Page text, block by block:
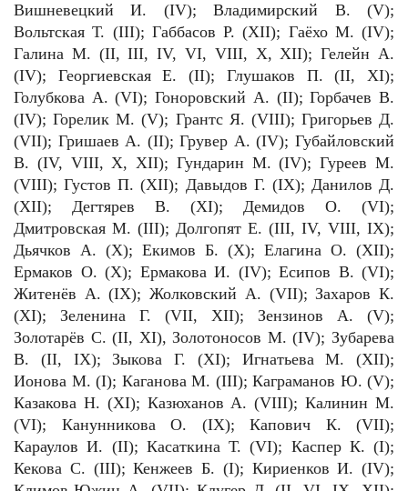
Вишневецкий И. (IV); Владимирский В. (V);
Вольтская Т. (III); Габбасов Р. (XII); Гаёхо М. (IV);
Галина М. (II, III, IV, VI, VIII, X, XII); Гелейн А.
(IV); Георгиевская Е. (II); Глушаков П. (II, XI);
Голубкова А. (VI); Гоноровский А. (II); Горбачев В.
(IV); Горелик М. (V); Грантс Я. (VIII); Григорьев Д.
(VII); Гришаев А. (II); Грувер А. (IV); Губайловский
В. (IV, VIII, X, XII); Гундарин М. (IV); Гуреев М.
(VIII); Густов П. (XII); Давыдов Г. (IX); Данилов Д.
(XII); Дегтярев В. (XI); Демидов О. (VI);
Дмитровская М. (III); Долгопят Е. (III, IV, VIII, IX);
Дьячков А. (X); Екимов Б. (X); Елагина О. (XII);
Ермаков О. (X); Ермакова И. (IV); Есипов В. (VI);
Житенёв А. (IX); Жолковский А. (VII); Захаров К.
(XI); Зеленина Г. (VII, XII); Зензинов А. (V);
Золотарёв С. (II, XI), Золотоносов М. (IV); Зубарева
В. (II, IX); Зыкова Г. (XI); Игнатьева М. (XII);
Ионова М. (I); Каганова М. (III); Каграманов Ю. (V);
Казакова Н. (XI); Казюханов А. (VIII); Калинин М.
(VI); Канунникова О. (IX); Капович К. (VII);
Караулов И. (II); Касаткина Т. (VI); Каспер К. (I);
Кекова С. (III); Кенжеев Б. (I); Кириенков И. (IV);